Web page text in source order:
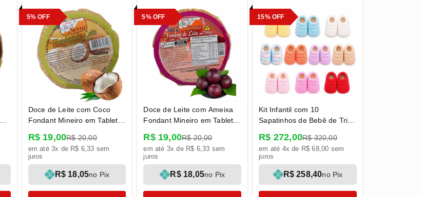
Doce de Leite com Coco
Fondant Mineiro em Tablete
R$ 19,00R$ 20,00
5% OFF
R$ 18,05no Pix
em até 3x de R$ 6,33 sem
juros
Doce de Leite com Ameixa
Fondant Mineiro em Tablete
R$ 19,00R$ 20,00
5% OFF
R$ 18,05no Pix
em até 3x de R$ 6,33 sem
juros
Kit Infantil com 10
Sapatinhos de Bebê de Tricô
R$ 272,00R$ 320,00
15% OFF
R$ 258,40no Pix
em até 4x de R$ 68,00 sem
juros